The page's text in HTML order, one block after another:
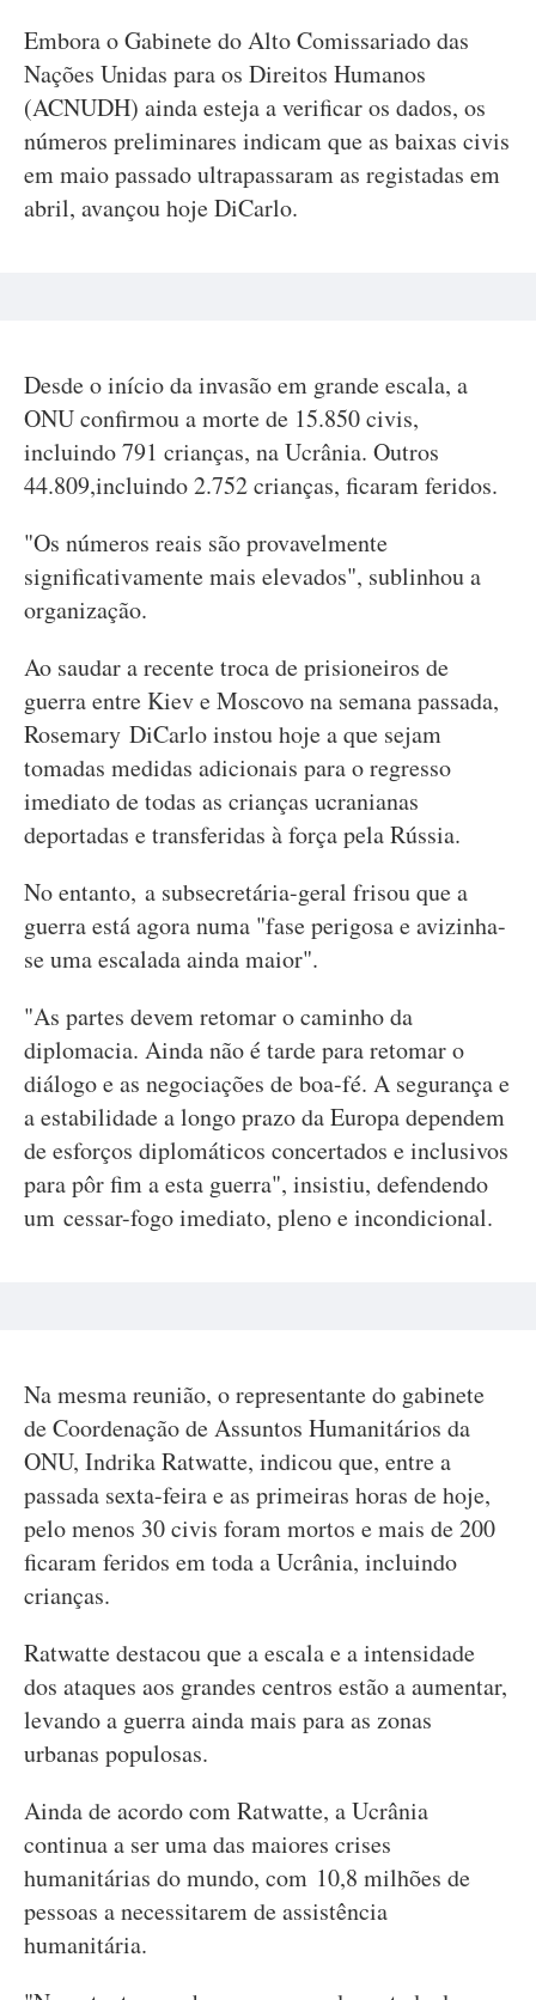
Embora o Gabinete do Alto Comissariado das
Nações Unidas para os Direitos Humanos
(ACNUDH) ainda esteja a verificar os dados, os
números preliminares indicam que as baixas civis
em maio passado ultrapassaram as registadas em
abril, avançou hoje DiCarlo.
Desde o início da invasão em grande escala, a
ONU confirmou a morte de 15.850 civis,
incluindo 791 crianças, na Ucrânia. Outros
44.809,incluindo 2.752 crianças, ficaram feridos.
"Os números reais são provavelmente
significativamente mais elevados", sublinhou a
organização.
Ao saudar a recente troca de prisioneiros de
guerra entre Kiev e Moscovo na semana passada,
Rosemary DiCarlo instou hoje a que sejam
tomadas medidas adicionais para o regresso
imediato de todas as crianças ucranianas
deportadas e transferidas à força pela Rússia.
No entanto, a subsecretária-geral frisou que a
guerra está agora numa "fase perigosa e avizinha-
se uma escalada ainda maior".
"As partes devem retomar o caminho da
diplomacia. Ainda não é tarde para retomar o
diálogo e as negociações de boa-fé. A segurança e
a estabilidade a longo prazo da Europa dependem
de esforços diplomáticos concertados e inclusivos
para pôr fim a esta guerra", insistiu, defendendo
um cessar-fogo imediato, pleno e incondicional.
Na mesma reunião, o representante do gabinete
de Coordenação de Assuntos Humanitários da
ONU, Indrika Ratwatte, indicou que, entre a
passada sexta-feira e as primeiras horas de hoje,
pelo menos 30 civis foram mortos e mais de 200
ficaram feridos em toda a Ucrânia, incluindo
crianças.
Ratwatte destacou que a escala e a intensidade
dos ataques aos grandes centros estão a aumentar,
levando a guerra ainda mais para as zonas
urbanas populosas.
Ainda de acordo com Ratwatte, a Ucrânia
continua a ser uma das maiores crises
humanitárias do mundo, com 10,8 milhões de
pessoas a necessitarem de assistência
humanitária.